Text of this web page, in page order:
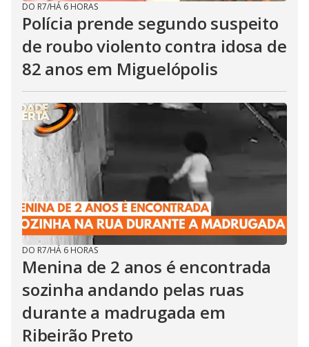
DO R7/HÁ 6 HORAS
Polícia prende segundo suspeito
de roubo violento contra idosa de
82 anos em Miguelópolis
DO R7/HÁ 6 HORAS
Menina de 2 anos é encontrada
sozinha andando pelas ruas
durante a madrugada em
Ribeirão Preto